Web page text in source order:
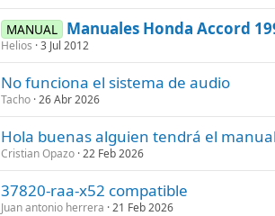
MANUAL Manuales Honda Accord
Helios 3 Jul 2012
No funciona el sistema de audio
Tacho 26 Abr 2026
Hola buenas alguien tendrá el
Cristian Opazo 22 Feb 2026
37820-raa-x52 compatible
Juan antonio herrera 21 Feb 2026